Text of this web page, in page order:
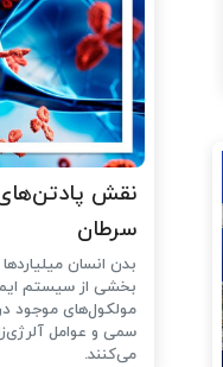
نقش پادتن‌های
سرطان
بدن انسان
بخشی از سیستم
مولکول‌های موجود در
سمی و عوامل
می‌کنند.